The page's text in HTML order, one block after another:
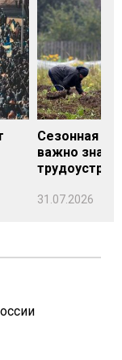
Сезонная
важно знать
31.07.2026